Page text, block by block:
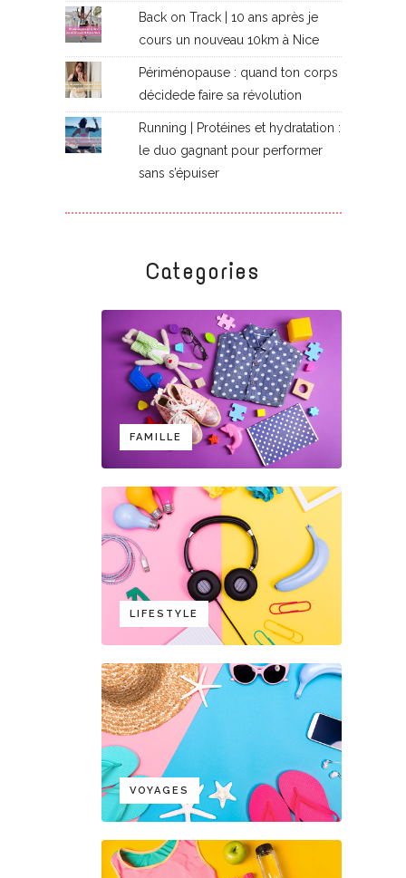
Back on Track | 10 ans après je
cours un nouveau 10km à Nice
Périménopause : quand ton corps
décidede faire sa révolution
Running | Protéines et hydratation :
le duo gagnant pour performer
sans s’épuiser
Categories
FAMILLE
LIFESTYLE
VOYAGES